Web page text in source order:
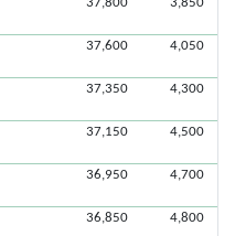
37,600 4,050
37,350 4,300
37,150 4,500
36,950 4,700
36,850 4,800